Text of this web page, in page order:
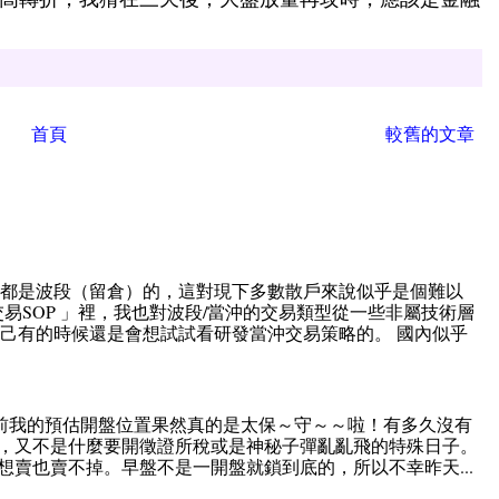
較舊的文章
首頁
是波段（留倉）的，這對現下多數散戶來說似乎是個難以
SOP 」裡，我也對波段/當沖的交易類型從一些非屬技術層
有的時候還是會想試試看研發當沖交易策略的。 國內似乎
的預估開盤位置果然真的是太保～守～～啦！有多久沒有
不是什麼要開徵證所稅或是神秘子彈亂亂飛的特殊日子。
賣也賣不掉。早盤不是一開盤就鎖到底的，所以不幸昨天...